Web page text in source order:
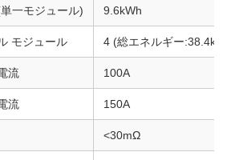
一モジュール) 9.6kWh
モジュール 4 (総エネルギー:38.4kWh)
流 100A
流 150A
<30mΩ